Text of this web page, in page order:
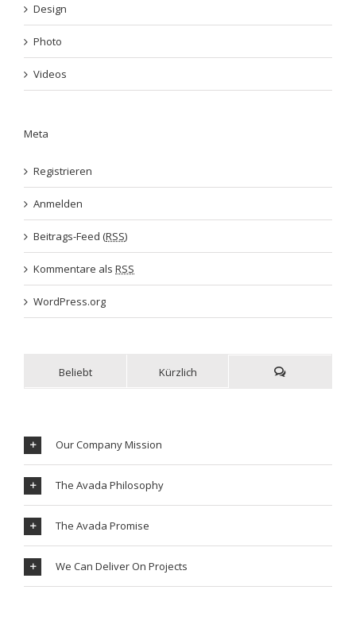
Design
Photo
Videos
Meta
Registrieren
Anmelden
Beitrags-Feed (RSS)
Kommentare als RSS
WordPress.org
Beliebt Kürzlich
Our Company Mission
The Avada Philosophy
The Avada Promise
We Can Deliver On Projects